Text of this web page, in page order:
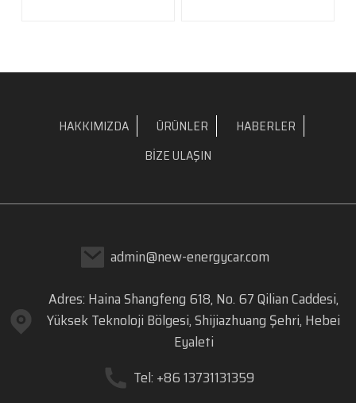
HAKKIMIZDA ÜRÜNLER
HABERLER
BIZE ULAŞIN
admin@new-energycar.com
Adres: Haina Shangfeng 618, No. 67 Qilian Caddesi,
Yüksek Teknoloji Bölgesi, Shijiazhuang Şehri, Hebei
Eyaleti
Tel: +86 13731131359